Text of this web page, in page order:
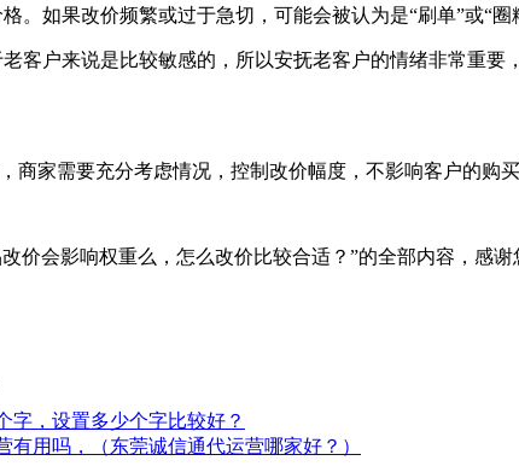
如果改价频繁或过于急切，可能会被认为是“刷单”或“圈
户来说是比较敏感的，所以安抚老客户的情绪非常重要
家需要充分考虑情况，控制改价幅度，不影响客户的购买
会影响权重么，怎么改价比较合适？”的全部内容，感谢
字，设置多少个字比较好？
有用吗，（东莞诚信通代运营哪家好？）